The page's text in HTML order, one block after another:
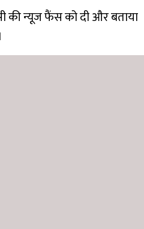
की न्यूज फैंस को दी और बताया